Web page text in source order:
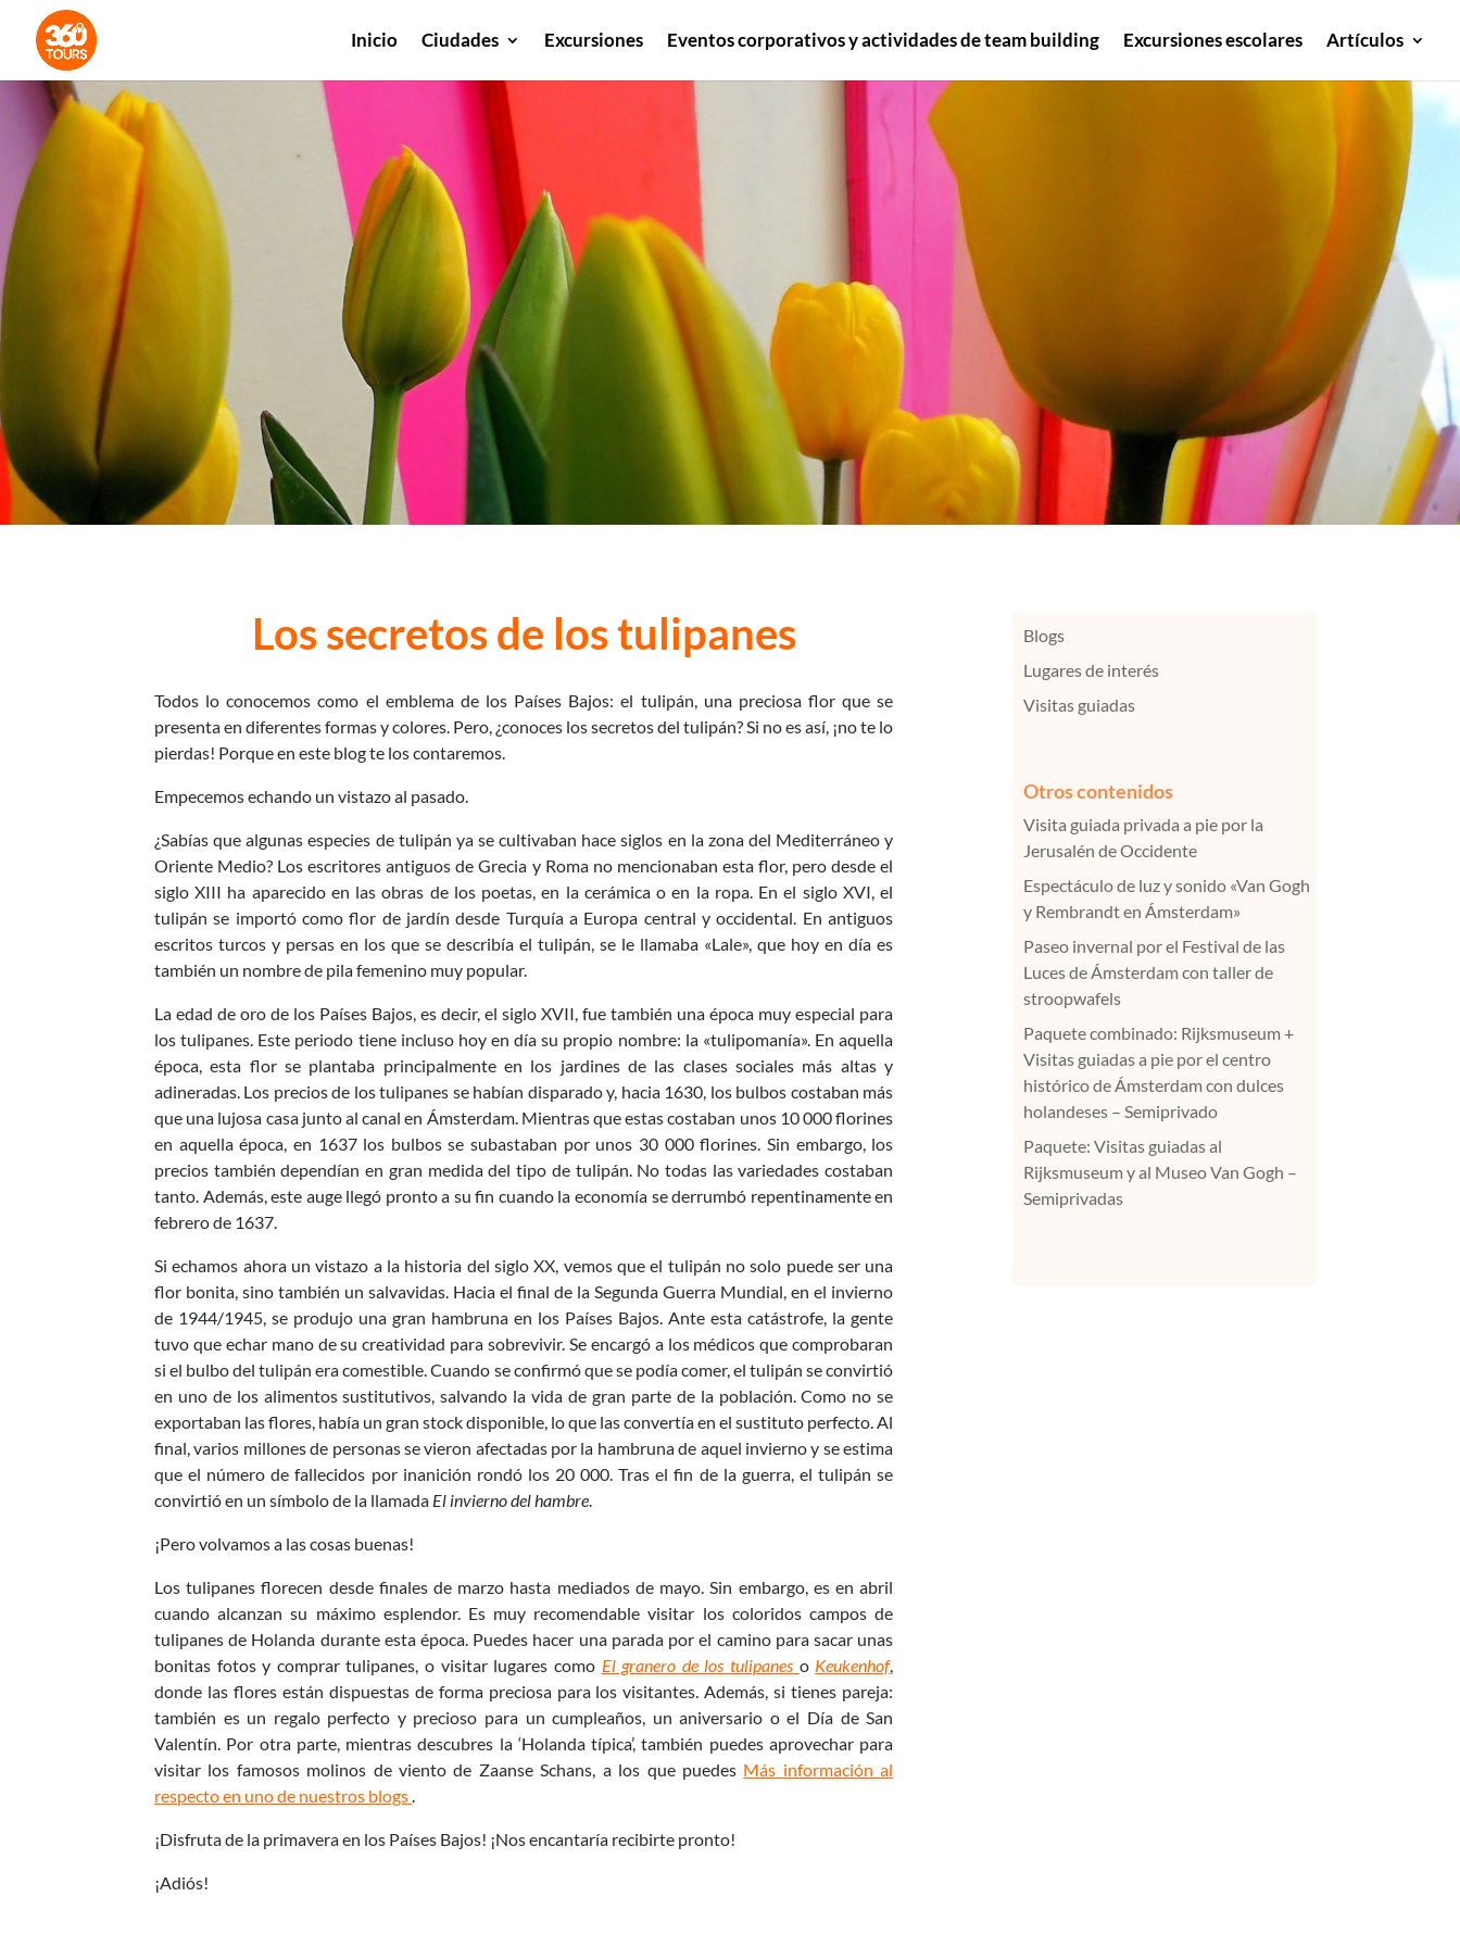
Inicio Ciudades Excursiones Eventos corporativos y actividades de team building Excursiones escolares Artículos
Los secretos de los tulipanes
Todos lo conocemos como el emblema de los Países Bajos: el tulipán, una preciosa flor que se
presenta en diferentes formas y colores. Pero, ¿conoces los secretos del tulipán? Si no es así, ¡no te lo
pierdas! Porque en este blog te los contaremos.
Empecemos echando un vistazo al pasado.
¿Sabías que algunas especies de tulipán ya se cultivaban hace siglos en la zona del Mediterráneo y
Oriente Medio? Los escritores antiguos de Grecia y Roma no mencionaban esta flor, pero desde el
siglo XIII ha aparecido en las obras de los poetas, en la cerámica o en la ropa. En el siglo XVI, el
tulipán se importó como flor de jardín desde Turquía a Europa central y occidental. En antiguos
escritos turcos y persas en los que se describía el tulipán, se le llamaba «Lale», que hoy en día es
también un nombre de pila femenino muy popular.
La edad de oro de los Países Bajos, es decir, el siglo XVII, fue también una época muy especial para
los tulipanes. Este periodo tiene incluso hoy en día su propio nombre: la «tulipomanía». En aquella
época, esta flor se plantaba principalmente en los jardines de las clases sociales más altas y
adineradas. Los precios de los tulipanes se habían disparado y, hacia 1630, los bulbos costaban más
que una lujosa casa junto al canal en Ámsterdam. Mientras que estas costaban unos 10 000 florines
en aquella época, en 1637 los bulbos se subastaban por unos 30 000 florines. Sin embargo, los
precios también dependían en gran medida del tipo de tulipán. No todas las variedades costaban
tanto. Además, este auge llegó pronto a su fin cuando la economía se derrumbó repentinamente en
febrero de 1637.
Si echamos ahora un vistazo a la historia del siglo XX, vemos que el tulipán no solo puede ser una
flor bonita, sino también un salvavidas. Hacia el final de la Segunda Guerra Mundial, en el invierno
de 1944/1945, se produjo una gran hambruna en los Países Bajos. Ante esta catástrofe, la gente
tuvo que echar mano de su creatividad para sobrevivir. Se encargó a los médicos que comprobaran
si el bulbo del tulipán era comestible. Cuando se confirmó que se podía comer, el tulipán se convirtió
en uno de los alimentos sustitutivos, salvando la vida de gran parte de la población. Como no se
exportaban las flores, había un gran stock disponible, lo que las convertía en el sustituto perfecto. Al
final, varios millones de personas se vieron afectadas por la hambruna de aquel invierno y se estima
que el número de fallecidos por inanición rondó los 20 000. Tras el fin de la guerra, el tulipán se
convirtió en un símbolo de la llamada El invierno del hambre.
¡Pero volvamos a las cosas buenas!
Los tulipanes florecen desde finales de marzo hasta mediados de mayo. Sin embargo, es en abril
cuando alcanzan su máximo esplendor. Es muy recomendable visitar los coloridos campos de
tulipanes de Holanda durante esta época. Puedes hacer una parada por el camino para sacar unas
bonitas fotos y comprar tulipanes, o visitar lugares como El granero de los tulipanes o Keukenhof,
donde las flores están dispuestas de forma preciosa para los visitantes. Además, si tienes pareja:
también es un regalo perfecto y precioso para un cumpleaños, un aniversario o el Día de San
Valentín. Por otra parte, mientras descubres la ‘Holanda típica’, también puedes aprovechar para
visitar los famosos molinos de viento de Zaanse Schans, a los que puedes Más información al
respecto en uno de nuestros blogs.
¡Disfruta de la primavera en los Países Bajos! ¡Nos encantaría recibirte pronto!
¡Adiós!
Blogs
Lugares de interés
Visitas guiadas
Otros contenidos
Visita guiada privada a pie por la
Jerusalén de Occidente
Espectáculo de luz y sonido «Van Gogh
y Rembrandt en Ámsterdam»
Paseo invernal por el Festival de las
Luces de Ámsterdam con taller de
stroopwafels
Paquete combinado: Rijksmuseum +
Visitas guiadas a pie por el centro
histórico de Ámsterdam con dulces
holandeses – Semiprivado
Paquete: Visitas guiadas al
Rijksmuseum y al Museo Van Gogh –
Semiprivadas